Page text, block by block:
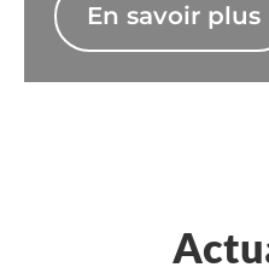
En savoir plus